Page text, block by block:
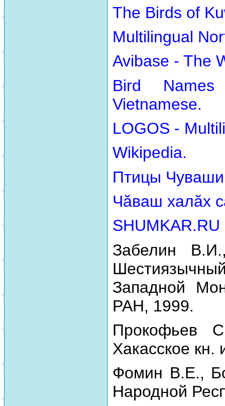
The Birds of
Multilingual
Avibase - The
Bird
Vietnamese.
LOGOS -
Wikipedia.
Птицы
Чăваш халăх
SHUMKAR.RU
Забелин
Западной
РАН, 1999.
Прокофьев
Хакасское кн.
Фомин В.Е.,
Народной